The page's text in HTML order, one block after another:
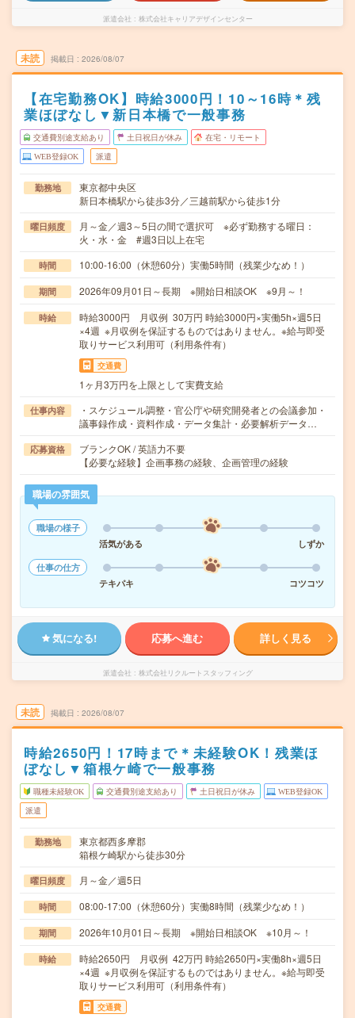
派遣会社 株式会社キャリアデザインセンター
未読 掲載日 2026/08/07
【在宅勤務OK】時給3000円！10～16時＊残
業ほぼなし▼新日本橋で一般事務
交通費別途支給あり 土日祝日が休み 在宅・リモート
WEB登録OK 派遣
勤務地
東京都中央区
新日本橋駅から徒歩3分／三越前駅から徒歩1分
曜日頻度
月～金／週3～5日の間で選択可 ※必ず勤務する曜日：
火・水・金 #週3日以上在宅
時間 10:00-16:00（休憩60分）実働5時間（残業少なめ！）
期間 2026年09月01日～長期 ※開始日相談OK ※9月～！
時給
時給3000円 月収例 30万円 時給3000円×実働5h×週5日
×4週 ※月収例を保証するものではありません。※給与即受
取りサービス利用可（利用条件有）
交通費
1ヶ月3万円を上限として実費支給
仕事内容
・スケジュール調整・官公庁や研究開発者との会議参加・
議事録作成・資料作成・データ集計・必要解析データ…
応募資格
ブランクOK / 英語力不要
【必要な経験】企画事務の経験、企画管理の経験
職場の雰囲気
職場の様子
活気がある
しずか
仕事の仕方
テキパキ
コツコツ
気になる! 応募へ進む 詳しく見る
派遣会社 株式会社リクルートスタッフィング
未読 掲載日 2026/08/07
時給2650円！17時まで＊未経験OK！残業ほ
ぼなし▼箱根ケ崎で一般事務
職種未経験OK 交通費別途支給あり 土日祝日が休み WEB登録OK
派遣
勤務地
東京都西多摩郡
箱根ケ崎駅から徒歩30分
曜日頻度 月～金／週5日
時間 08:00-17:00（休憩60分）実働8時間（残業少なめ！）
期間 2026年10月01日～長期 ※開始日相談OK ※10月～！
時給
時給2650円 月収例 42万円 時給2650円×実働8h×週5日
×4週 ※月収例を保証するものではありません。※給与即受
取りサービス利用可（利用条件有）
交通費